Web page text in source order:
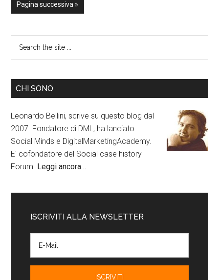
Pagina successiva »
CHI SONO
Leonardo Bellini, scrive su questo blog dal
2007. Fondatore di DML, ha lanciato
Social Minds e DigitalMarketingAcademy.
E' cofondatore del Social case history
Forum. Leggi ancora…
ISCRIVITI ALLA NEWSLETTER